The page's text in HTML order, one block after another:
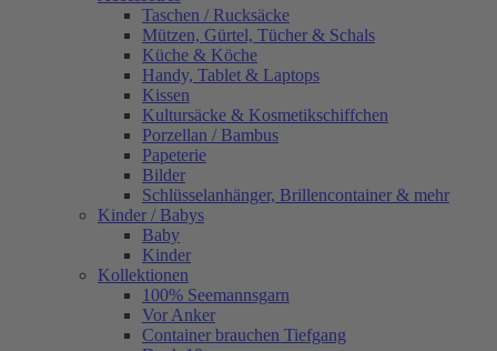
Taschen / Rucksäcke
Mützen, Gürtel, Tücher & Schals
Küche & Köche
Handy, Tablet & Laptops
Kissen
Kultursäcke & Kosmetikschiffchen
Porzellan / Bambus
Papeterie
Bilder
Schlüsselanhänger, Brillencontainer & mehr
Kinder / Babys
Baby
Kinder
Kollektionen
100% Seemannsgarn
Vor Anker
Container brauchen Tiefgang